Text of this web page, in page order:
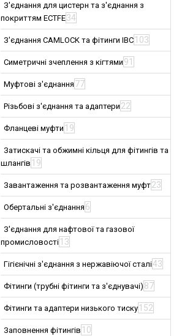
З'єднання для цистерн та з'єднання з
покриттям ECTFE34
З'єднання CAMLOCK та фітинги IBC 103
Симетричні зчеплення з кігтями 91
Муфтові з'єднання 77
Різьбові з'єднання та адаптери 22
Фланцеві муфти 19
Затискачі та обжимні кільця для фітингів та
шлангів 19
Завантаження та розвантаження муфт23
Обертальні з'єднання 6
З'єднання для нафтової та газової
промисловості 13
Гігієнічні з'єднання з нержавіючої сталі43
Фітинги (трубні фітинги та з'єднувачі) 87
Фітинги та адаптери низького тиску 152
Заповнення фітингів 10